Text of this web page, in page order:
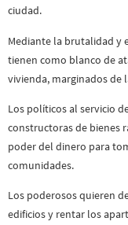
ciudad.
Mediante la brutalidad y
tienen como blanco de
vivienda, marginados de
Los políticos al servicio
constructoras de bienes
poder del dinero para
comunidades.
Los poderosos quieren
edificios y rentar los